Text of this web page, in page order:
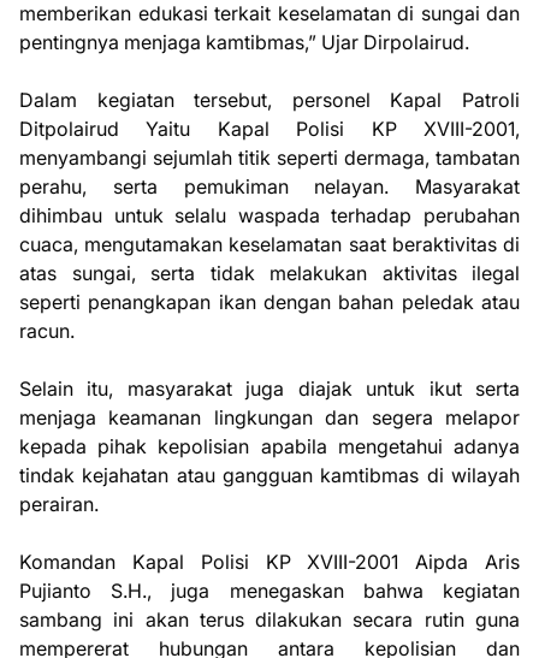
memberikan edukasi terkait keselamatan di sungai dan
pentingnya menjaga kamtibmas,” Ujar Dirpolairud.
Dalam kegiatan tersebut, personel Kapal Patroli
Ditpolairud Yaitu Kapal Polisi KP XVIII-2001,
menyambangi sejumlah titik seperti dermaga, tambatan
perahu, serta pemukiman nelayan. Masyarakat
dihimbau untuk selalu waspada terhadap perubahan
cuaca, mengutamakan keselamatan saat beraktivitas di
atas sungai, serta tidak melakukan aktivitas ilegal
seperti penangkapan ikan dengan bahan peledak atau
racun.
Selain itu, masyarakat juga diajak untuk ikut serta
menjaga keamanan lingkungan dan segera melapor
kepada pihak kepolisian apabila mengetahui adanya
tindak kejahatan atau gangguan kamtibmas di wilayah
perairan.
Komandan Kapal Polisi KP XVIII-2001 Aipda Aris
Pujianto S.H., juga menegaskan bahwa kegiatan
sambang ini akan terus dilakukan secara rutin guna
mempererat hubungan antara kepolisian dan